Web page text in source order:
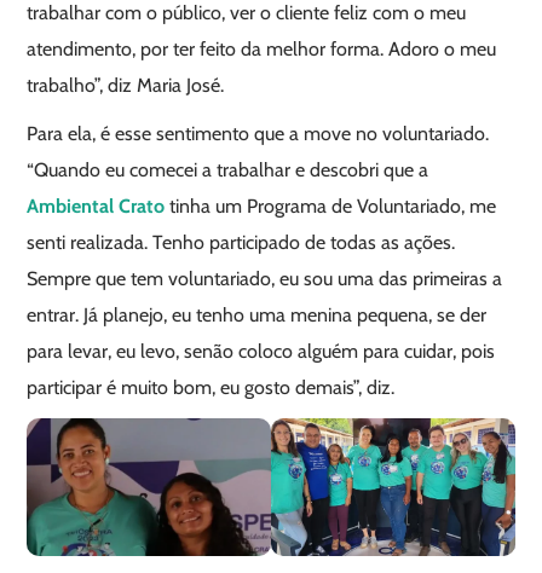
trabalhar com o público, ver o cliente feliz com o meu
atendimento, por ter feito da melhor forma. Adoro o meu
trabalho”, diz Maria José.
Para ela, é esse sentimento que a move no voluntariado.
“Quando eu comecei a trabalhar e descobri que a
Ambiental Crato tinha um Programa de Voluntariado, me
senti realizada. Tenho participado de todas as ações.
Sempre que tem voluntariado, eu sou uma das primeiras a
entrar. Já planejo, eu tenho uma menina pequena, se der
para levar, eu levo, senão coloco alguém para cuidar, pois
participar é muito bom, eu gosto demais”, diz.